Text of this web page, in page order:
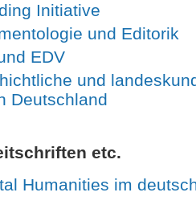
Initiative
und Editorik
EDV
und
Deutschland
etc.
Humanities im